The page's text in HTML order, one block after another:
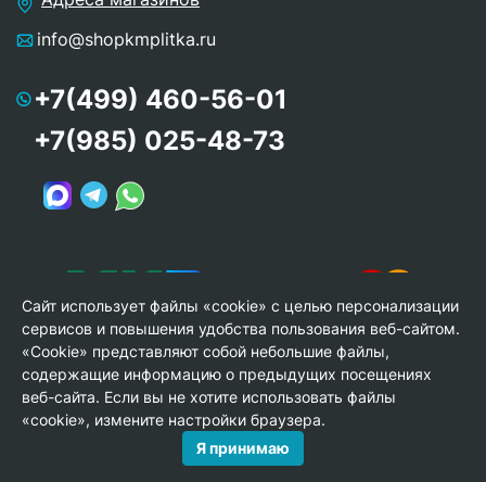
info@shopkmplitka.ru
+7(499) 460-56-01
+7(985) 025-48-73
© Copyright 2013-2026 KERAMA MARAZZI, ООО «Гамма
Керамика»
Сайт использует файлы «cookie» с целью персонализации
сервисов и повышения удобства пользования веб-сайтом.
«Cookie» представляют собой небольшие файлы,
содержащие информацию о предыдущих посещениях
веб-сайта. Если вы не хотите использовать файлы
«cookie», измените настройки браузера.
Я принимаю